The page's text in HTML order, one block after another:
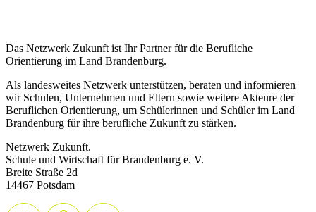
Das Netzwerk Zukunft ist Ihr Partner für die Berufliche
Orientierung im Land Brandenburg.
Als landesweites Netzwerk unterstützen, beraten und informieren
wir Schulen, Unternehmen und Eltern sowie weitere Akteure der
Beruflichen Orientierung, um Schülerinnen und Schüler im Land
Brandenburg für ihre berufliche Zukunft zu stärken.
Netzwerk Zukunft.
Schule und Wirtschaft für Brandenburg e. V.
Breite Straße 2d
14467 Potsdam